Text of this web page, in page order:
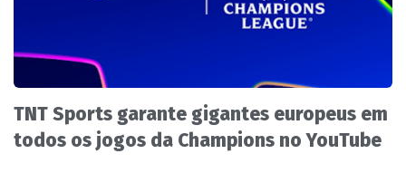
TNT Sports garante gigantes europeus em
todos os jogos da Champions no YouTube